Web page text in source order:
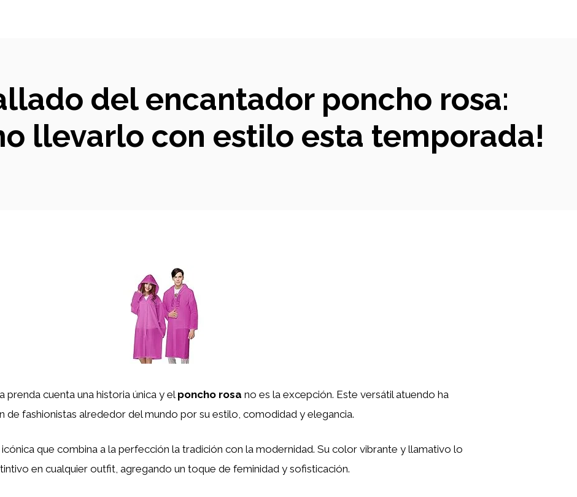
del encantador poncho rosa:
llevarlo con estilo esta temporada!
prenda cuenta una historia única y elponcho rosa no es la excepción. Este versátil atuendo ha
de fashionistas alrededor del mundo por su estilo, comodidad y elegancia.
icónica que combina a la perfección la tradición con la modernidad. Su color vibrante y llamativo lo
en cualquier outfit, agregando un toque de feminidad y sofisticación.